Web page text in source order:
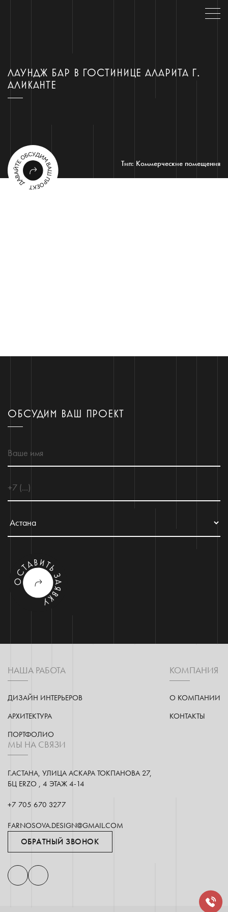
ЛАУНДЖ БАР В ГОСТИНИЦЕ АЛАРИТА Г.
АЛИКАНТЕ
Тип: Коммерческие помещения
ОБСУДИМ ВАШ ПРОЕКТ
НАША РАБОТА
ДИЗАЙН ИНТЕРЬЕРОВ
АРХИТЕКТУРА
ПОРТФОЛИО
КОМПАНИЯ
О КОМПАНИИ
КОНТАКТЫ
МЫ НА СВЯЗИ
Г.АСТАНА, УЛИЦА АСКАРА ТОКПАНОВА 27,
БЦ ERZO , 4 ЭТАЖ 4-14
+7 705 670 3277
FARNOSOVA.DESIGN@GMAIL.COM
ОБРАТНЫЙ ЗВОНОК